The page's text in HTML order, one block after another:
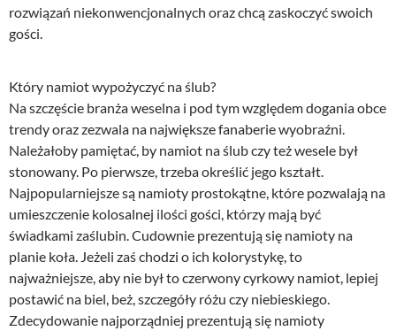
rozwiązań niekonwencjonalnych oraz chcą zaskoczyć swoich
gości.
Który namiot wypożyczyć na ślub?
Na szczęście branża weselna i pod tym względem dogania obce
trendy oraz zezwala na największe fanaberie wyobraźni.
Należałoby pamiętać, by namiot na ślub czy też wesele był
stonowany. Po pierwsze, trzeba określić jego kształt.
Najpopularniejsze są namioty prostokątne, które pozwalają na
umieszczenie kolosalnej ilości gości, którzy mają być
świadkami zaślubin. Cudownie prezentują się namioty na
planie koła. Jeżeli zaś chodzi o ich kolorystykę, to
najważniejsze, aby nie był to czerwony cyrkowy namiot, lepiej
postawić na biel, beż, szczegóły różu czy niebieskiego.
Zdecydowanie najporządniej prezentują się namioty